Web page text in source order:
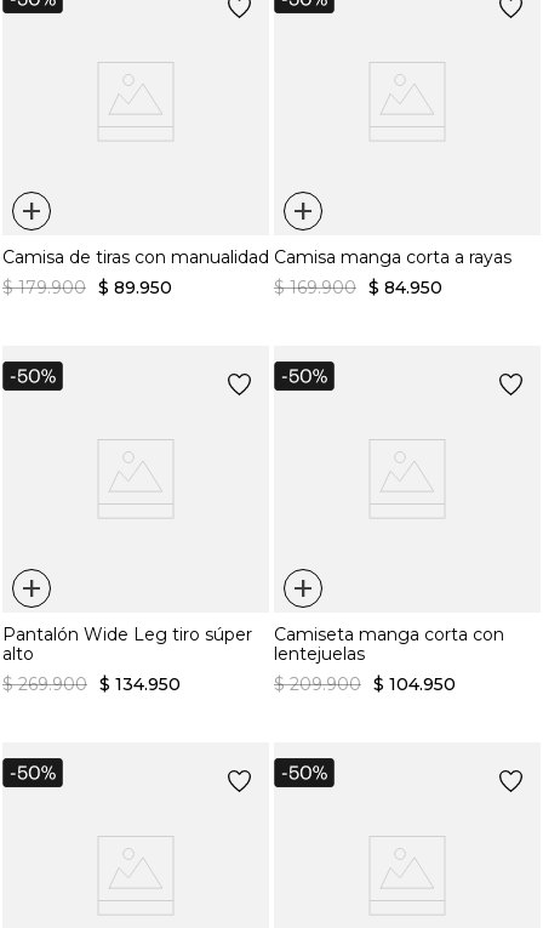
+
Camisa de tiras con manualidad
$ 179.900 $ 89.950
+
Camisa manga corta a rayas
$ 169.900 $ 84.950
+
Pantalón Wide Leg tiro súper
alto
$ 269.900 $ 134.950
+
Camiseta manga corta con
lentejuelas
$ 209.900 $ 104.950